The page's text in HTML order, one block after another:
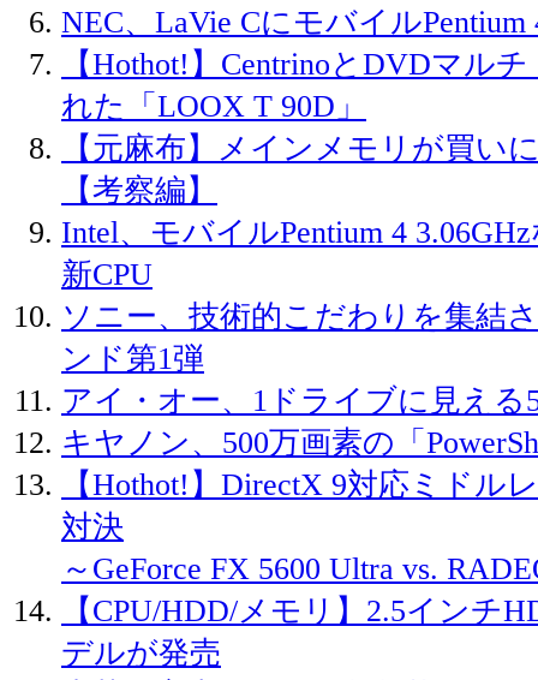
NEC、LaVie CにモバイルPentium
【Hothot!】CentrinoとDVDマル
れた「LOOX T 90D」
【元麻布】メインメモリが買い
【考察編】
Intel、モバイルPentium 4
新CPU
ソニー、技術的こだわりを集結
ンド第1弾
アイ・オー、1ドライブに見える
キヤノン、500万画素の「
【Hothot!】DirectX 9対応ミドル
対決
～GeForce FX 5600 Ultra vs.
【CPU/HDD/メモリ】2.5インチ
デルが発売